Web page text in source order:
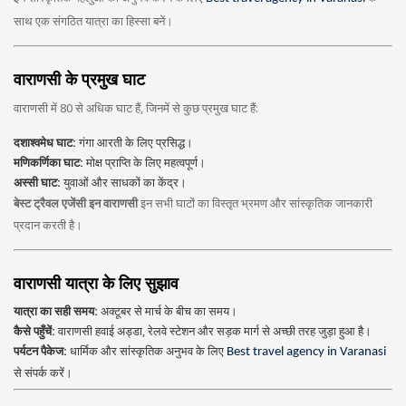
साथ एक संगठित यात्रा का हिस्सा बनें।
वाराणसी के प्रमुख घाट
वाराणसी में 80 से अधिक घाट हैं, जिनमें से कुछ प्रमुख घाट हैं:
दशाश्वमेध घाट: गंगा आरती के लिए प्रसिद्ध।
मणिकर्णिका घाट: मोक्ष प्राप्ति के लिए महत्वपूर्ण।
अस्सी घाट: युवाओं और साधकों का केंद्र।
बेस्ट ट्रैवल एजेंसी इन वाराणसीइन सभी घाटों का विस्तृत भ्रमण और सांस्कृतिक जानकारी
प्रदान करती है।
वाराणसी यात्रा के लिए सुझाव
यात्रा का सही समय: अक्टूबर से मार्च के बीच का समय।
कैसे पहुँचें: वाराणसी हवाई अड्डा, रेलवे स्टेशन और सड़क मार्ग से अच्छी तरह जुड़ा हुआ है।
पर्यटन पैकेज: धार्मिक और सांस्कृतिक अनुभव के लिए Best travel agency in Varanasi
से संपर्क करें।